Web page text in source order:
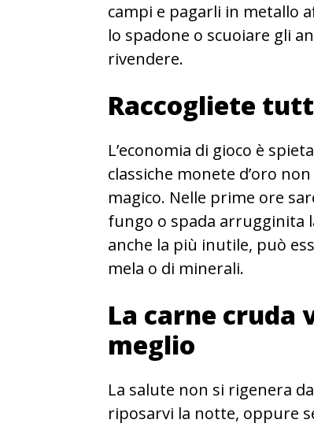
campi e pagarli in metallo
lo spadone o scuoiare gli
rivendere.
Raccogliete
L’economia di gioco è
classiche monete d’oro
magico. Nelle prime ore
fungo o spada arrugginita
anche la più inutile, può
mela o di minerali.
La carne cruda
meglio
La salute non si rigenera
riposarvi la notte, oppure